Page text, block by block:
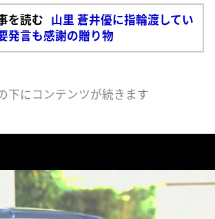
を読む 山里 蒼井優に指輪渡してい
発言も感謝の贈り物
下にコンテンツが続きます